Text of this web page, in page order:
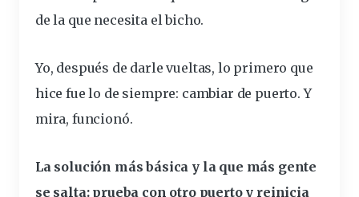
de la que necesita el bicho.
Yo, después de darle vueltas, lo primero que
hice fue lo de siempre: cambiar de puerto. Y
mira, funcionó.
La solución más básica y la que más gente
se salta: prueba con otro puerto y reinicia